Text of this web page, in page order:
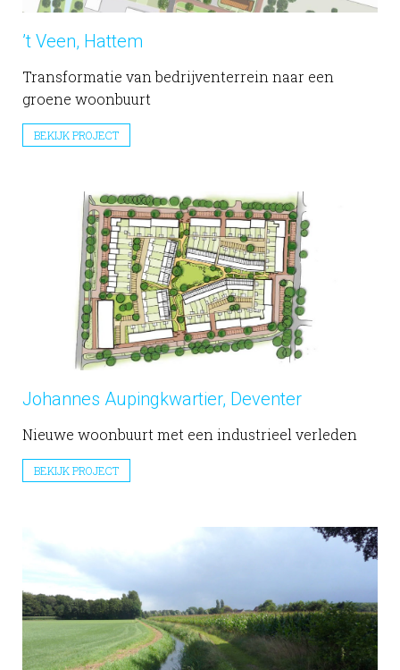
’t Veen, Hattem
Transformatie van bedrijventerrein naar een
groene woonbuurt
BEKIJK PROJECT
Johannes Aupingkwartier, Deventer
Nieuwe woonbuurt met een industrieel verleden
BEKIJK PROJECT